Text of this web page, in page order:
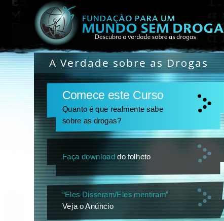
A Verdade sobre as Drogas
Comece este Curso
Quanto é que realmente sabe
sobre as drogas?
Faça downloaddo folheto
“Eles Disseram/Eles mentiram”
Veja o Anúncio